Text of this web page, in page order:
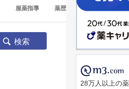
服薬指導 薬歴 マイナ保険証
検索
28万人以上の